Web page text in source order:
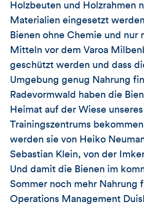
Holzbeuten und Holzrahmen
Materialien eingesetzt
Bienen ohne Chemie und nur
Mitteln vor dem Varoa
geschützt werden und dass
Umgebung genug Nahrung
Radevormwald haben die
Heimat auf der Wiese unseres
Trainingszentrums
werden sie von Heiko
Sebastian Klein, von der
Und damit die Bienen im
Sommer noch mehr Nahrung
Operations Management